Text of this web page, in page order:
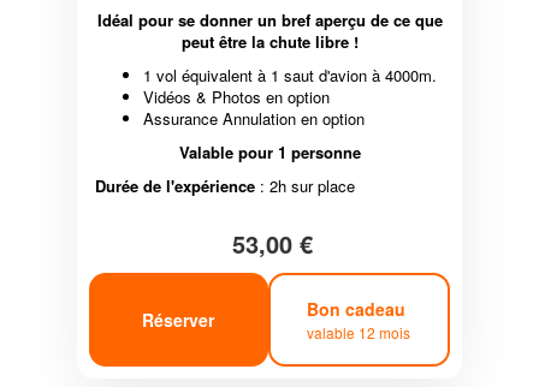
Idéal pour se donner un bref aperçu de ce que
peut être la chute libre !
1 vol équivalent à 1 saut d'avion à 4000m.
Vidéos & Photos en option
Assurance Annulation en option
Valable pour 1 personne
Durée de l'expérience : 2h sur place
53,00 €
Réserver Bon cadeau
valable 12 mois